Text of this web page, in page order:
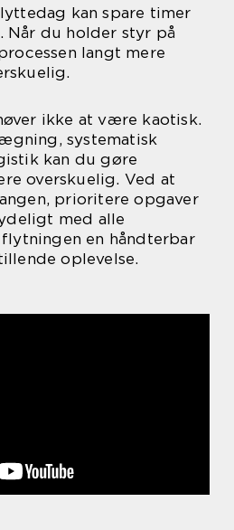
kan spare timer
Når du holder styr på
langt mere
ikke at være kaotisk.
systematisk
kan du gøre
overskuelig. Ved at
prioritere opgaver
med alle
en håndterbar
oplevelse.